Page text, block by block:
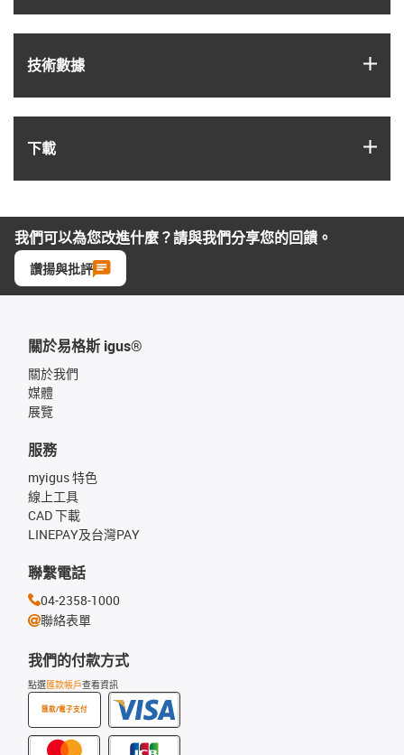
技術數據
下載
我們可以為您改進什麼？請與我們分享您的回饋。
讚揚與批評
關於易格斯 igus®
關於我們
媒體
展覽
我們的付款方式
點選匯款帳戶查看資訊
匯款/電子支付
服務
myigus 特色
線上工具
CAD 下載
LINEPAY及台灣PAY
聯繫電話
04-2358-1000
聯絡表單